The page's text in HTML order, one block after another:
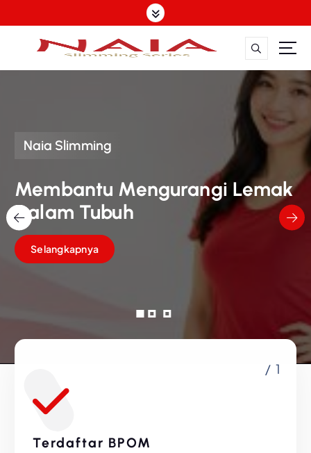
k
t
Naia Slimming
Membantu Mengurangi Lemak
Dalam Tubuh
Selangkapnya
/ 1
Terdaftar BPOM